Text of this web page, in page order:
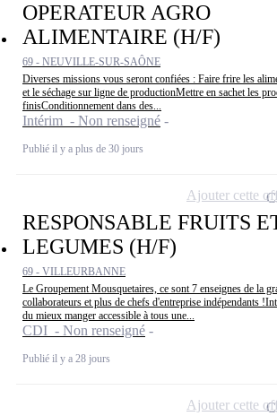
OPERATEUR AGRO
ALIMENTAIRE (H/F)
69 - NEUVILLE-SUR-SAÔNE
Diverses missions vous seront confiées : Faire frire les
et le séchage sur ligne de productionMettre en sachet les
finisConditionnement dans des...
Intérim - Non renseigné
Publié il y a plus de 30 jours
RESPONSABLE FRUITS
LEGUMES (H/F)
69 - VILLEURBANNE
Le Groupement Mousquetaires, ce sont 7 enseignes de la
collaborateurs et plus de chefs d'entreprise indépendants
du mieux manger accessible à tous une...
CDI - Non renseigné
Publié il y a 28 jours
Ajouter cette
Ajouter cette